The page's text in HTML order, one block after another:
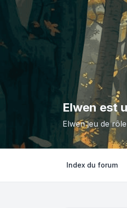
Elwen est
Elwen jeu de
Index du forum